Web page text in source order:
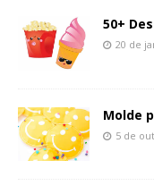
50+
20 de
Molde
5 de